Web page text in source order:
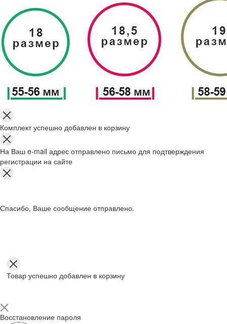
Комплект успешно добавлен в корзину
На Ваш e-mail адрес отправлено письмо для подтверждения
регистрации на сайте
Спасибо, Ваше сообщение отправлено.
Товар успешно добавлен в корзину
Восстановление пароля